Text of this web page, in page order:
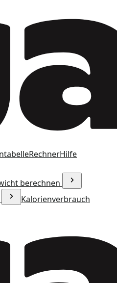
RechnerHilfe
berechnen
Kalorienverbrauch